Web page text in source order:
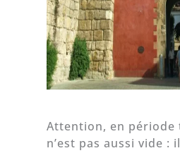
Attention, en période
n’est pas aussi vide :